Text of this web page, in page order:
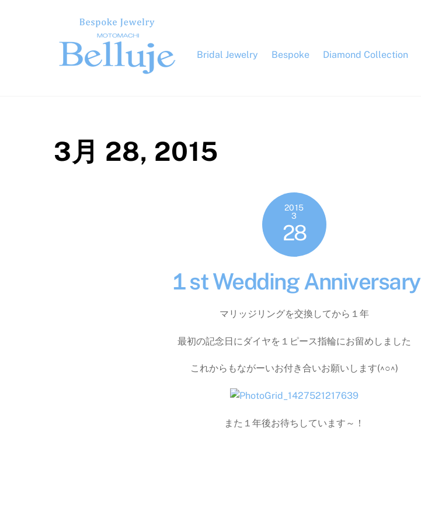
Bridal Jewelry
Bespoke Diamond Collection
3月 28, 2015
2015
3
28
１st Wedding Anniversary
マリッジリングを交換してから１年
最初の記念日にダイヤを１ピース指輪にお留めしました
これからもながーいお付き合いお願いします(^○^)
また１年後お待ちしています～！